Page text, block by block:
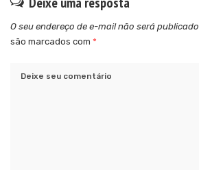
O seu endereço de e-mail não será publicado.
são marcados com *